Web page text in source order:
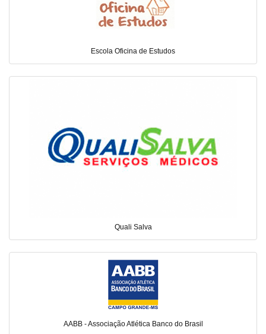
Escola Oficina de Estudos
Quali Salva
AABB - Associação Atlética Banco do Brasil